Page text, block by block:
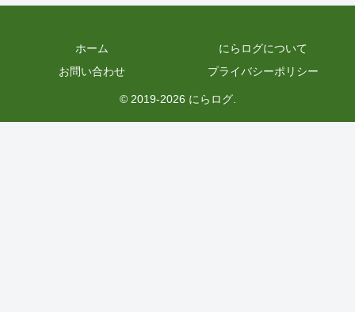
ホーム
にらログについて
お問い合わせ
プライバシーポリシー
© 2019-2026 にらログ.